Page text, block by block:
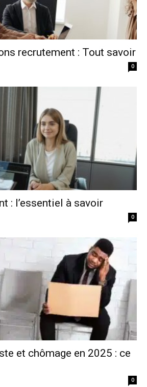
recrutement : Tout savoir
0
: l’essentiel à savoir
0
et chômage en 2025 : ce
0